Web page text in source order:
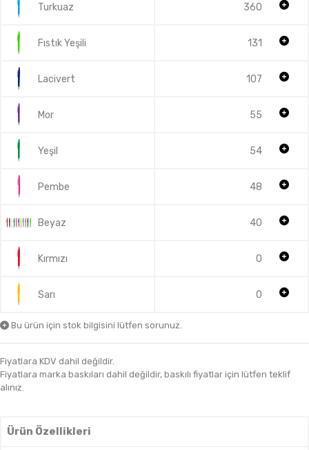
Turkuaz 360
Fıstık Yeşili 131
Lacivert 107
Mor 55
Yeşil 54
Pembe 48
Beyaz 40
Kırmızı 0
Sarı 0
Bu ürün için stok bilgisini lütfen sorunuz.
Fiyatlara KDV dahil değildir.
Fiyatlara marka baskıları dahil değildir, baskılı fiyatlar için lütfen teklif
alınız.
Ürün Özellikleri